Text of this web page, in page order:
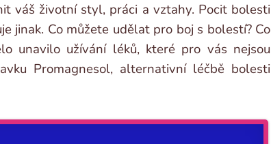
váš životní styl, práci a vztahy. Pocit bolesti
jinak. Co můžete udělat pro boj s bolestí? Co
unavilo užívání léků, které pro vás nejsou
Promagnesol, alternativní léčbě bolesti